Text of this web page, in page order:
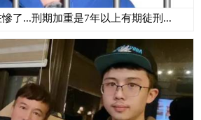
了...刑期加重是7年以上有期徒刑...